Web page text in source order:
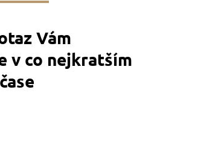
Vám
v co nejkratším